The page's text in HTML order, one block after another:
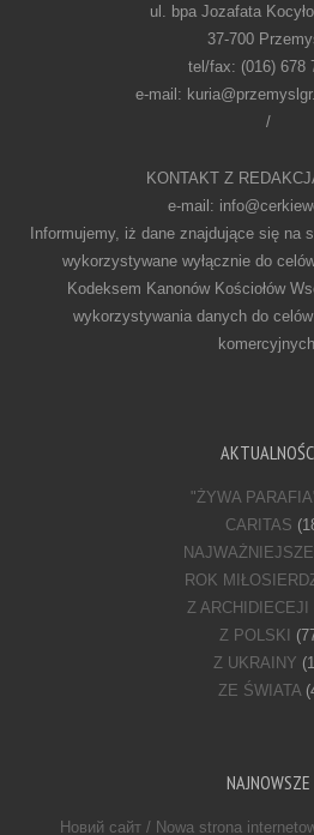
ul. bpa Jozafata
37-700
tel/fax: (016) 678
e-mail:
/
KONTAKT Z
e-mail:
Informujemy, iż dane znajdujące się na
wykorzystywane wyłącznie do
Kodeksem Kanonów Kościołów
wykorzystywania danych do
"ŻYWA
CARITAS
NAJWAŻNIEJSZE
ROK
Z ARCHIDIECEJI
Z POLSKI
Z UKRAINY
ZE ŚWIATA
NAJNOWSZE
Новий сайт / Nowa strona